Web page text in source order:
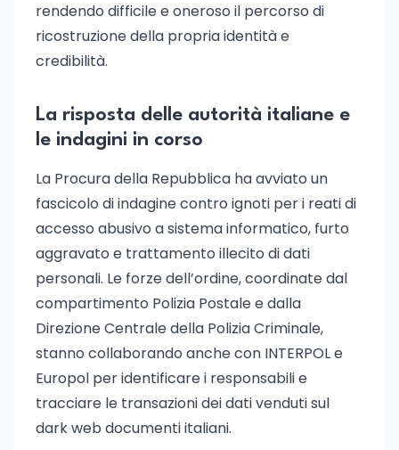
rendendo difficile e oneroso il percorso di
ricostruzione della propria identità e
credibilità.
La risposta delle autorità italiane e
le indagini in corso
La Procura della Repubblica ha avviato un
fascicolo di indagine contro ignoti per i reati di
accesso abusivo a sistema informatico, furto
aggravato e trattamento illecito di dati
personali. Le forze dell’ordine, coordinate dal
compartimento Polizia Postale e dalla
Direzione Centrale della Polizia Criminale,
stanno collaborando anche con INTERPOL e
Europol per identificare i responsabili e
tracciare le transazioni dei dati venduti sul
dark web documenti italiani.